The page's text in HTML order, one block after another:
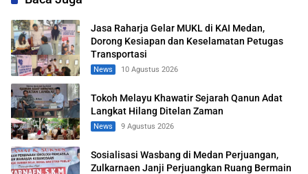
Jasa Raharja Gelar MUKL di KAI Medan,
Dorong Kesiapan dan Keselamatan Petugas
Transportasi
News 10 Agustus 2026
Tokoh Melayu Khawatir Sejarah Qanun Adat
Langkat Hilang Ditelan Zaman
News 9 Agustus 2026
Sosialisasi Wasbang di Medan Perjuangan,
Zulkarnaen Janji Perjuangkan Ruang Bermain